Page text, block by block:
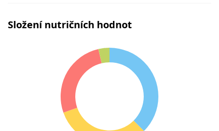
Složení nutričních hodnot